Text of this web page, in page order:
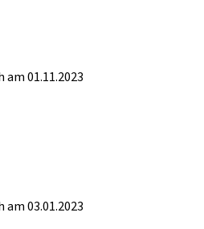
01.11.2023
03.01.2023